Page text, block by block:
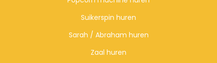
Suikerspin huren
Sarah / Abraham huren
Zaal huren